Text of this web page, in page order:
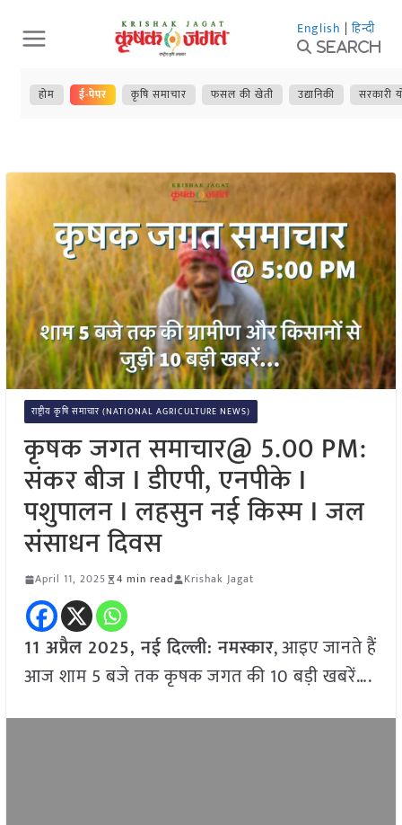
Skip
to
content
English | हिन्दी
Search
होम ई-पेपर कृषि समाचार फसल की खेती उद्यानिकी सरकारी
राष्ट्रीय कृषि समाचार (NATIONAL AGRICULTURE NEWS)
कृषक जगत समाचार@ 5.00 PM:
संकर बीज I डीएपी, एनपीके I
पशुपालन I लहसुन नई किस्म I जल
संसाधन दिवस
April 11, 2025 4 min read Krishak Jagat
11 अप्रैल 2025, नई दिल्ली: नमस्कार, आइए जानते हैं
आज शाम 5 बजे तक कृषक जगत की 10 बड़ी खबरें….